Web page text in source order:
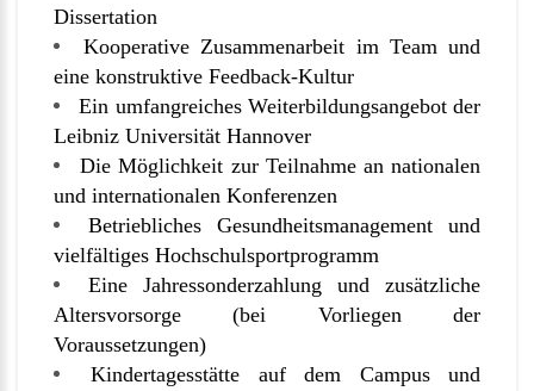
Dissertation
Kooperative Zusammenarbeit im Team und
eine konstruktive Feedback-Kultur
Ein umfangreiches Weiterbildungsangebot der
Leibniz Universität Hannover
Die Möglichkeit zur Teilnahme an nationalen
und internationalen Konferenzen
Betriebliches Gesundheitsmanagement und
vielfältiges Hochschulsportprogramm
Eine Jahressonderzahlung und zusätzliche
Altersvorsorge (bei Vorliegen der
Voraussetzungen)
Kindertagesstätte auf dem Campus und